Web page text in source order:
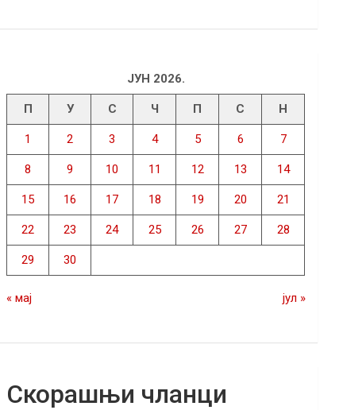
ЈУН 2026.
П У С Ч П С Н
1 2 3 4 5 6 7
8 9 10 11 12 13 14
15 16 17 18 19 20 21
22 23 24 25 26 27 28
29 30
« мај јул »
Скорашњи чланци